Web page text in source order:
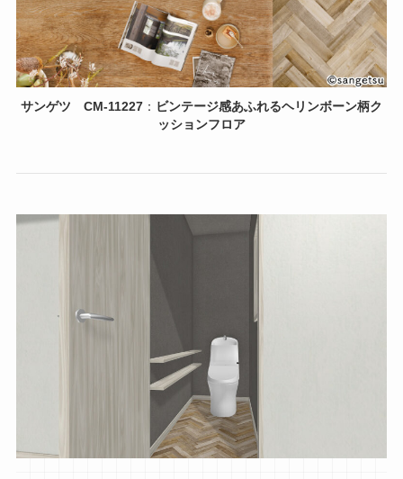
サンゲツ CM-11227 ： ビンテージ感あふれるヘリンボーン柄ク
ッションフロア